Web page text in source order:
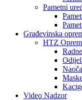
Pametni
Građevinska
HTZ
Video Nadzor